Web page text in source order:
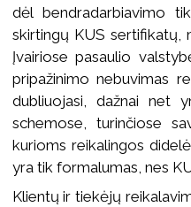
dėl bendradarbiavimo
skirtingų KUS sertifikatų,
Įvairiose pasaulio
pripažinimo nebuvimas
dubliuojasi, dažnai net
schemose, turinčiose
kurioms reikalingos
yra tik formalumas, nes
Klientų ir tiekėjų